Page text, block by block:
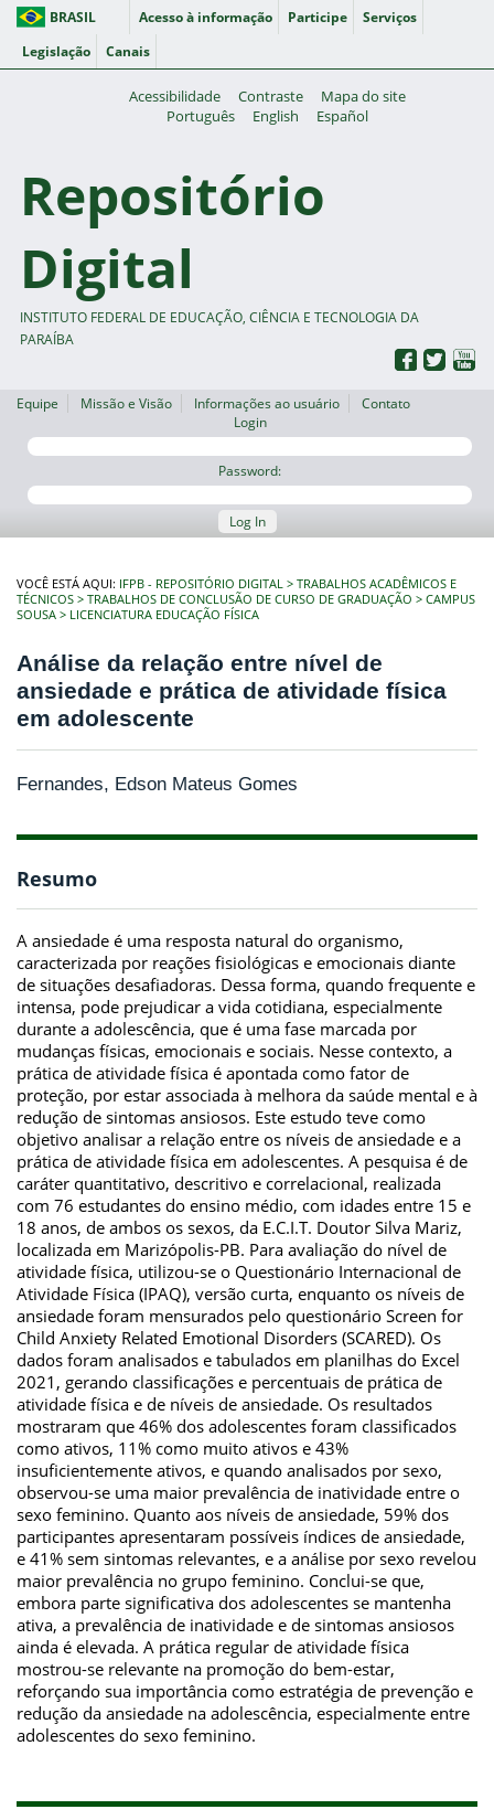
BRASIL Acesso à informação Participe
Serviços
Legislação
Canais
Acessibilidade Contraste
Mapa do site
Português
English Español
Repositório
Digital
INSTITUTO FEDERAL DE EDUCAÇÃO, CIÊNCIA E TECNOLOGIA DA
PARAÍBA
Equipe Missão e Visão Informações ao usuário
Contato
Login
Password:
Log In
VOCÊ ESTÁ AQUI: IFPB - REPOSITÓRIO DIGITAL
TRABALHOS ACADÊMICOS E
TÉCNICOS
TRABALHOS DE CONCLUSÃO DE CURSO DE GRADUAÇÃO
CAMPUS
SOUSA
LICENCIATURA EDUCAÇÃO FÍSICA
Análise da relação entre nível de
ansiedade e prática de atividade física
em adolescente
Fernandes, Edson Mateus Gomes
Resumo
A ansiedade é uma resposta natural do organismo,
caracterizada por reações fisiológicas e emocionais diante
de situações desafiadoras. Dessa forma, quando frequente e
intensa, pode prejudicar a vida cotidiana, especialmente
durante a adolescência, que é uma fase marcada por
mudanças físicas, emocionais e sociais. Nesse contexto, a
prática de atividade física é apontada como fator de
proteção, por estar associada à melhora da saúde mental e à
redução de sintomas ansiosos. Este estudo teve como
objetivo analisar a relação entre os níveis de ansiedade e a
prática de atividade física em adolescentes. A pesquisa é de
caráter quantitativo, descritivo e correlacional, realizada
com 76 estudantes do ensino médio, com idades entre 15 e
18 anos, de ambos os sexos, da E.C.I.T. Doutor Silva Mariz,
localizada em Marizópolis-PB. Para avaliação do nível de
atividade física, utilizou-se o Questionário Internacional de
Atividade Física (IPAQ), versão curta, enquanto os níveis de
ansiedade foram mensurados pelo questionário Screen for
Child Anxiety Related Emotional Disorders (SCARED). Os
dados foram analisados e tabulados em planilhas do Excel
2021, gerando classificações e percentuais de prática de
atividade física e de níveis de ansiedade. Os resultados
mostraram que 46% dos adolescentes foram classificados
como ativos, 11% como muito ativos e 43%
insuficientemente ativos, e quando analisados por sexo,
observou-se uma maior prevalência de inatividade entre o
sexo feminino. Quanto aos níveis de ansiedade, 59% dos
participantes apresentaram possíveis índices de ansiedade,
e 41% sem sintomas relevantes, e a análise por sexo revelou
maior prevalência no grupo feminino. Conclui-se que,
embora parte significativa dos adolescentes se mantenha
ativa, a prevalência de inatividade e de sintomas ansiosos
ainda é elevada. A prática regular de atividade física
mostrou-se relevante na promoção do bem-estar,
reforçando sua importância como estratégia de prevenção e
redução da ansiedade na adolescência, especialmente entre
adolescentes do sexo feminino.